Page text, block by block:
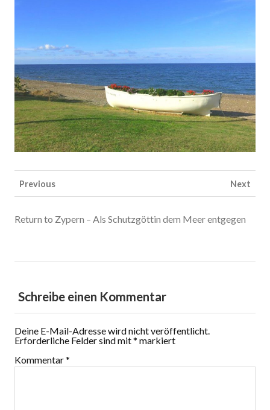
Previous Next
Return to Zypern – Als Schutzgöttin dem Meer entgegen
Schreibe einen Kommentar
Deine E-Mail-Adresse wird nicht veröffentlicht.
Erforderliche Felder sind mit* markiert
Kommentar*